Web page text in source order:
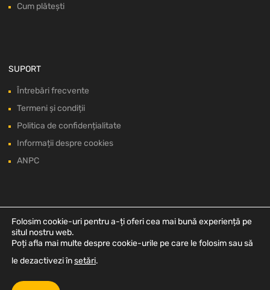
Cum plătești
SUPORT
Întrebări frecvente
Termeni și condiții
Politica de confidențialitate
Informații despre cookies
ANPC
Folosim cookie-uri pentru a-ți oferi cea mai bună experiență pe
situl nostru web.
Poți afla mai multe despre cookie-urile pe care le folosim sau să
le dezactivezi însetări.